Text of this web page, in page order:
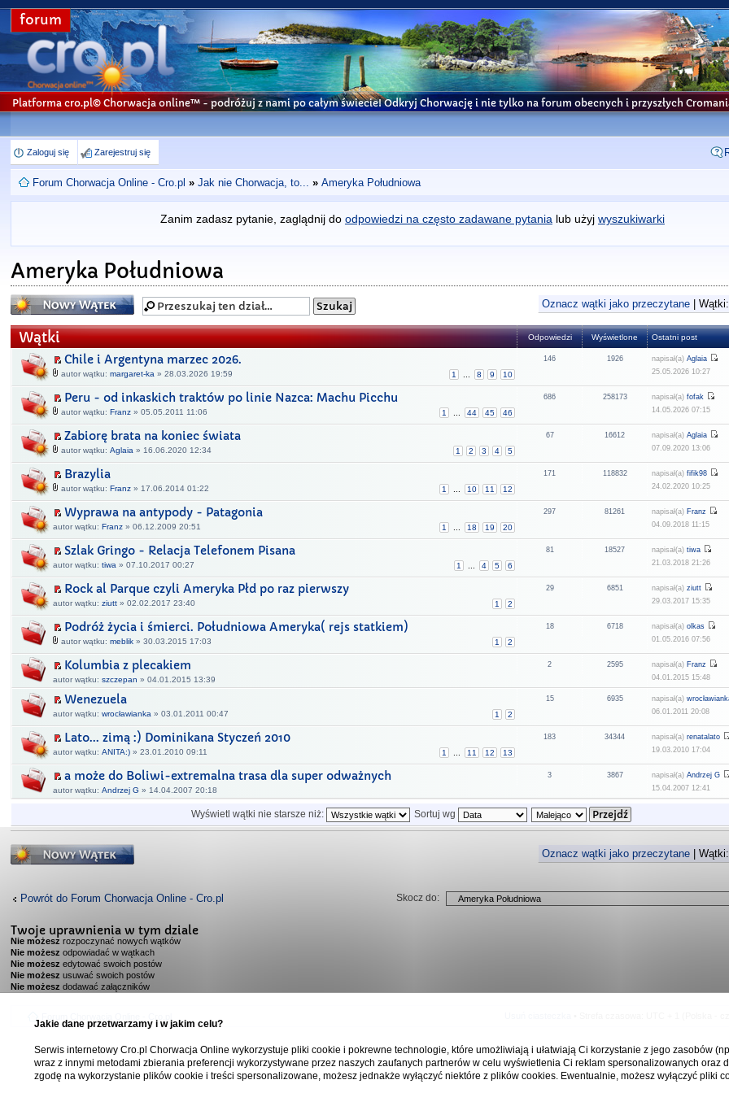
forum
Platforma cro.pl© Chorwacja online™ - podróżuj z nami po całym świecie! Odkryj Chorwację i nie tylko na forum obecnych i przyszłych
Zaloguj się Zarejestruj się
Forum Chorwacja Online - Cro.pl » Jak nie Chorwacja, to... » Ameryka Południowa
Zanim zadasz pytanie, zaglądnij do odpowiedzi na często zadawane pytania lub użyj wyszukiwarki
Ameryka Południowa
Napisz wątek Oznacz wątki jako przeczytane|
Wątki Odpowiedzi Wyświetlone Ostatni post
Chile i Argentyna marzec 2026.
1 8 9 10
autor wątku:margaret-ka » 28.03.2026 19:59
146 1926 napisał(a) Aglaia
25.05.2026 10:27
Peru - od inkaskich traktów po linie Nazca: Machu Picchu
1 44 45 46
autor wątku:Franz » 05.05.2011 11:06
686 258173 napisał(a) fofak
14.05.2026 07:15
Zabiorę brata na koniec świata
1 2 3 4 5
autor wątku:Aglaia » 16.06.2020 12:34
67 16612 napisał(a) Aglaia
07.09.2020 13:06
Brazylia
1 10 11 12
autor wątku:Franz » 17.06.2014 01:22
171 118832 napisał(a) fifik98
24.02.2020 10:25
Wyprawa na antypody - Patagonia
1 18 19 20
autor wątku:Franz » 06.12.2009 20:51
297 81261 napisał(a) Franz
04.09.2018 11:15
Szlak Gringo - Relacja Telefonem Pisana
1 4 5 6
autor wątku:tiwa » 07.10.2017 00:27
81 18527 napisał(a) tiwa
21.03.2018 21:26
Rock al Parque czyli Ameryka Płd po raz pierwszy
1 2
autor wątku:ziutt » 02.02.2017 23:40
29 6851 napisał(a) ziutt
29.03.2017 15:35
Podróż życia i śmierci. Południowa Ameryka( rejs statkiem)
1 2
autor wątku:meblik » 30.03.2015 17:03
18 6718 napisał(a) olkas
01.05.2016 07:56
Kolumbia z plecakiem
autor wątku:szczepan » 04.01.2015 13:39
2 2595 napisał(a) Franz
04.01.2015 15:48
Wenezuela
1 2
autor wątku:wrocławianka » 03.01.2011 00:47
15 6935 napisał(a)
06.01.2011 20:08
Lato... zimą :) Dominikana Styczeń 2010
1 11 12 13
autor wątku:ANITA:) » 23.01.2010 09:11
183 34344 napisał(a) renatalato
19.03.2010 17:04
a może do Boliwi-extremalna trasa dla super odważnych
autor wątku:Andrzej G » 14.04.2007 20:18
3 3867 napisał(a) Andrzej G
15.04.2007 12:41
Wyświetl wątki nie starsze niż: Sortuj wg
Napisz wątek Oznacz wątki jako przeczytane|
Powrót do Forum Chorwacja Online - Cro.pl Skocz do:
Twoje uprawnienia w tym dziale
Nie możesz rozpoczynać nowych wątków
Nie możesz odpowiadać w wątkach
Nie możesz edytować swoich postów
Nie możesz usuwać swoich postów
Nie możesz dodawać załączników
Jakie dane przetwarzamy i w jakim celu?
Serwis internetowy Cro.pl Chorwacja Online wykorzystuje pliki cookie i pokrewne technologie, które umożliwiają i ułatwiają Ci korzystanie z jego zasobów
wraz z innymi metodami zbierania preferencji wykorzystywane przez naszych zaufanych partnerów w celu wyświetlenia Ci reklam spersonalizowanych oraz
zgodę na wykorzystanie plików cookie i treści spersonalizowane, możesz jednakże wyłączyć niektóre z plików cookies. Ewentualnie, możesz wyłączyć pliki